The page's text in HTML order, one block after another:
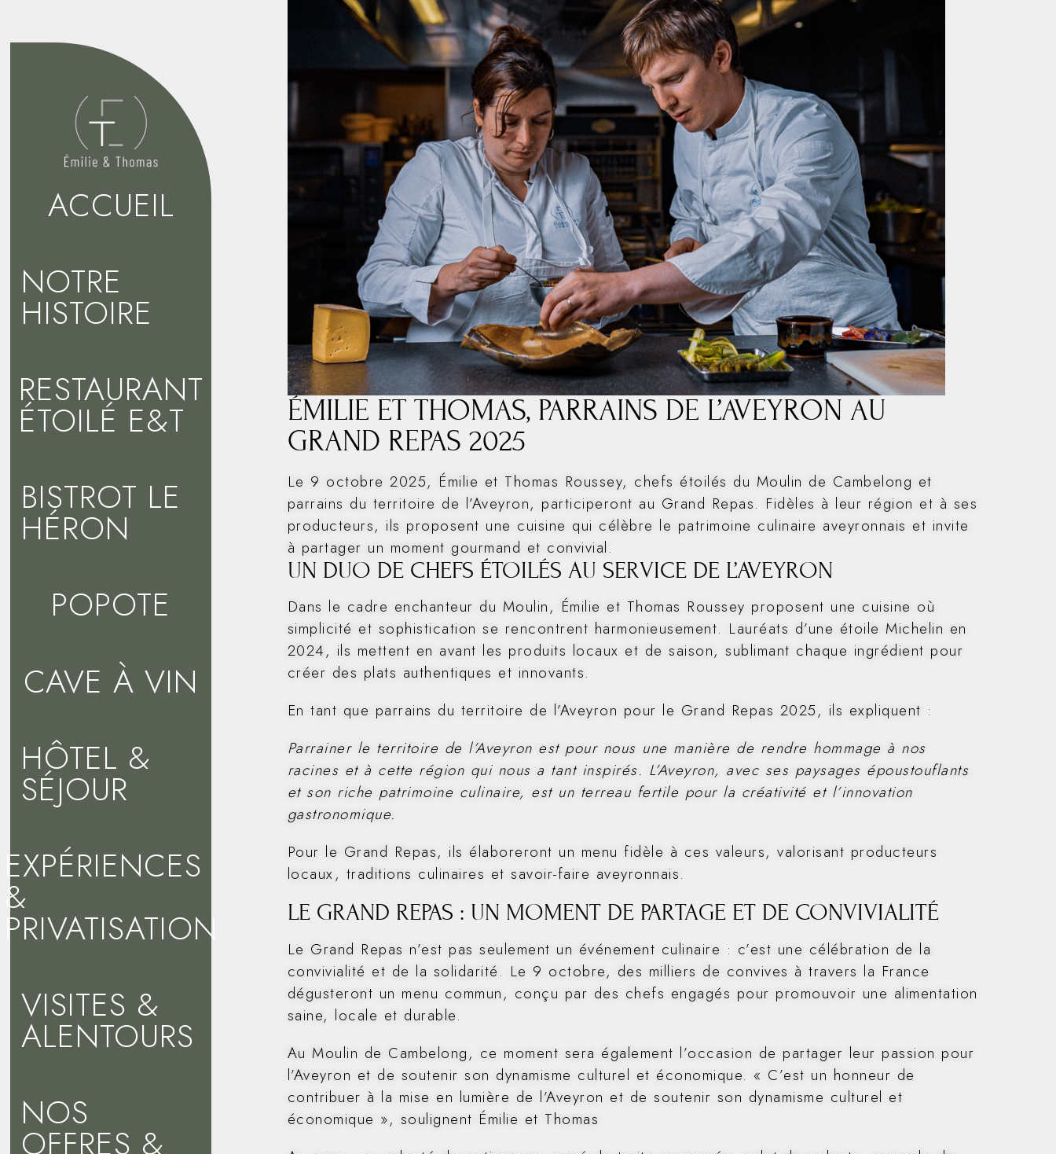
ACCUEIL
NOTRE
HISTOIRE
RESTAURANT
ÉTOILÉ E&T
BISTROT LE
HÉRON
POPOTE
CAVE À VIN
HÔTEL &
SÉJOUR
EXPÉRIENCES
&
PRIVATISATION
VISITES &
ALENTOURS
NOS
OFFRES &
ÉMILIE ET THOMAS, PARRAINS DE L’AVEYRON AU
GRAND REPAS 2025
Le 9 octobre 2025, Émilie et Thomas Roussey, chefs étoilés du Moulin de Cambelong et
parrains du territoire de l’Aveyron, participeront au Grand Repas. Fidèles à leur région et à ses
producteurs, ils proposent une cuisine qui célèbre le patrimoine culinaire aveyronnais et invite
à partager un moment gourmand et convivial.
UN DUO DE CHEFS ÉTOILÉS AU SERVICE DE L’AVEYRON
Dans le cadre enchanteur du Moulin, Émilie et Thomas Roussey proposent une cuisine où
simplicité et sophistication se rencontrent harmonieusement. Lauréats d’une étoile Michelin en
2024, ils mettent en avant les produits locaux et de saison, sublimant chaque ingrédient pour
créer des plats authentiques et innovants.
En tant que parrains du territoire de l’Aveyron pour le Grand Repas 2025, ils expliquent :
Parrainer le territoire de l’Aveyron est pour nous une manière de rendre hommage à nos
racines et à cette région qui nous a tant inspirés. L’Aveyron, avec ses paysages époustouflants
et son riche patrimoine culinaire, est un terreau fertile pour la créativité et l’innovation
gastronomique.
Pour le Grand Repas, ils élaboreront un menu fidèle à ces valeurs, valorisant producteurs
locaux, traditions culinaires et savoir-faire aveyronnais.
LE GRAND REPAS : UN MOMENT DE PARTAGE ET DE CONVIVIALITÉ
Le Grand Repas n’est pas seulement un événement culinaire : c’est une célébration de la
convivialité et de la solidarité. Le 9 octobre, des milliers de convives à travers la France
dégusteront un menu commun, conçu par des chefs engagés pour promouvoir une alimentation
saine, locale et durable.
Au Moulin de Cambelong, ce moment sera également l’occasion de partager leur passion pour
l’Aveyron et de soutenir son dynamisme culturel et économique. « C’est un honneur de
contribuer à la mise en lumière de l’Aveyron et de soutenir son dynamisme culturel et
économique », soulignent Émilie et Thomas